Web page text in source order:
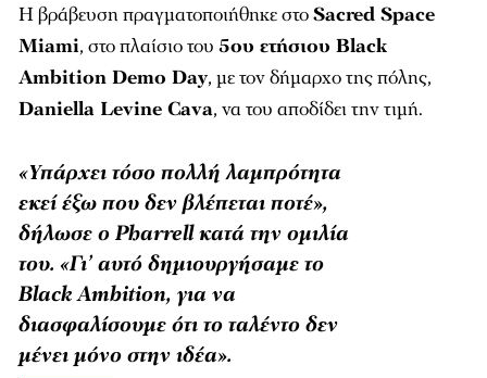
Η βράβευση πραγματοποιήθηκε στοSacred Space
Miami, στο πλαίσιο του 5ου ετήσιου Black
Ambition Demo Day, με τον δήμαρχο της πόλης,
Daniella Levine Cava, να του αποδίδει την τιμή.
«Υπάρχει τόσο πολλή λαμπρότητα
εκεί έξω που δεν βλέπεται ποτέ»,
δήλωσε ο Pharrell κατά την ομιλία
του. «Γι’ αυτό δημιουργήσαμε το
Black Ambition, για να
διασφαλίσουμε ότι το ταλέντο δεν
μένει μόνο στην ιδέα».